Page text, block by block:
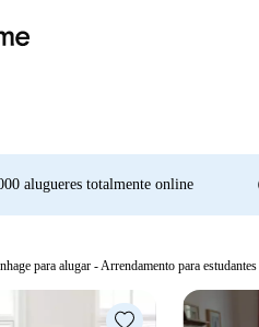
alugueres totalmente online
para alugar - Arrendamento para